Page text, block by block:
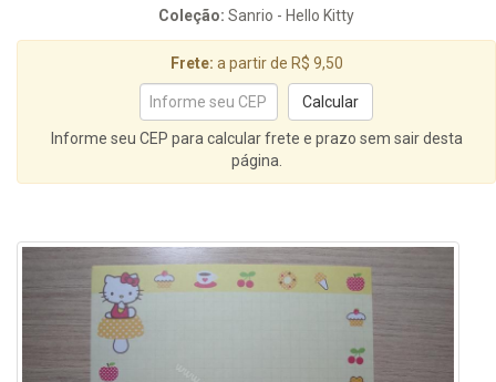
Coleção: Sanrio - Hello Kitty
Frete: a partir de R$ 9,50
Informe seu CEP para calcular frete e prazo sem sair desta
página.